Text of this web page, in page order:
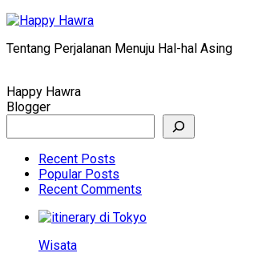
Skip
content
Tentang Perjalanan Menuju Hal-hal Asing
Happy Hawra
Blogger
Recent Posts
Popular Posts
Recent Comments
Wisata